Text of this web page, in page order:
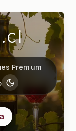
Premium